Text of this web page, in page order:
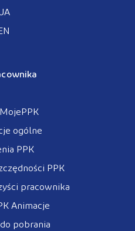
ogólne
PPK
PPK
pracownika
Animacje
pobrania